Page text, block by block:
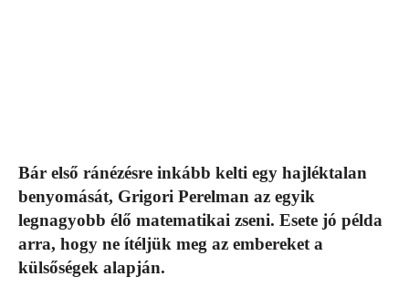
Bár első ránézésre inkább kelti egy hajléktalan
benyomását, Grigori Perelman az egyik
legnagyobb élő matematikai zseni. Esete jó példa
arra, hogy ne ítéljük meg az embereket a
külsőségek alapján.